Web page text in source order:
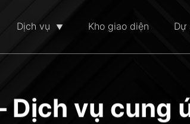
Dịch vụ Kho giao diện Dự
Dịch vụ